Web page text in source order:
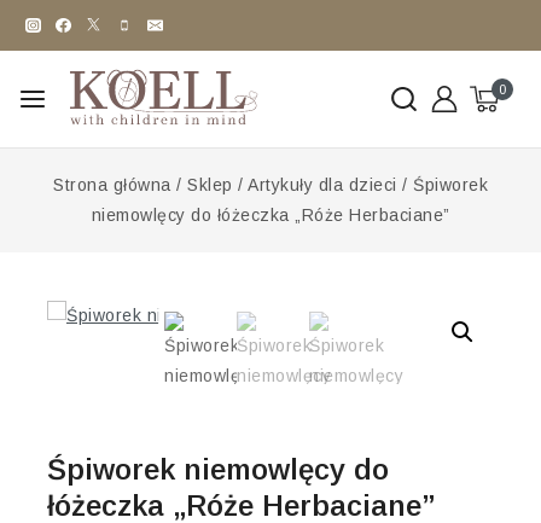
0
Strona główna / Sklep / Artykuły dla dzieci / Śpiworek
niemowlęcy do łóżeczka „Róże Herbaciane”
Śpiworek niemowlęcy do
łóżeczka „Róże Herbaciane”